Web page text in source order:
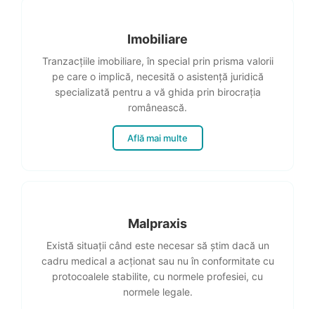
Imobiliare
Tranzacțiile imobiliare, în special prin prisma valorii
pe care o implică, necesită o asistență juridică
specializată pentru a vă ghida prin birocrația
românească.
Află mai multe
Malpraxis
Există situații când este necesar să știm dacă un
cadru medical a acționat sau nu în conformitate cu
protocoalele stabilite, cu normele profesiei, cu
normele legale.